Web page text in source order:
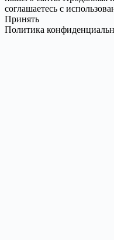
соглашаетесь с
Принять
Политика